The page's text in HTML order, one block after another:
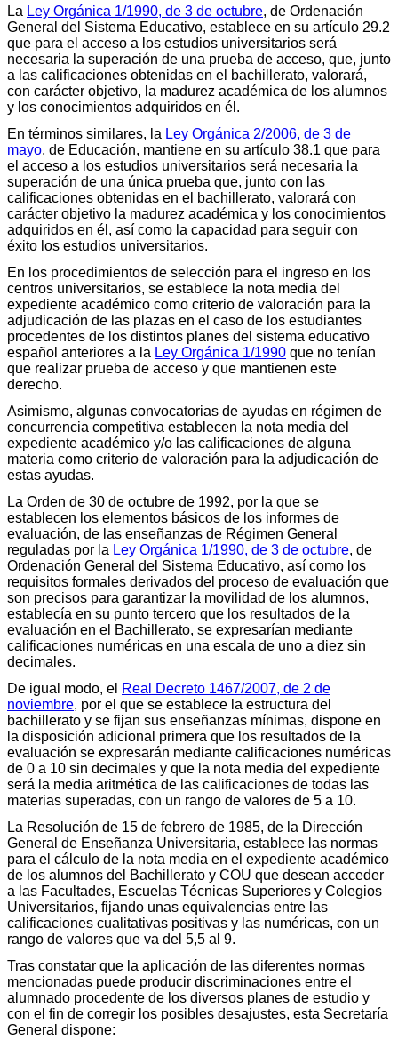
La Ley Orgánica 1/1990, de 3 de octubre, de Ordenación
General del Sistema Educativo, establece en su artículo 29.2
que para el acceso a los estudios universitarios será
necesaria la superación de una prueba de acceso, que, junto
a las calificaciones obtenidas en el bachillerato, valorará,
con carácter objetivo, la madurez académica de los alumnos
y los conocimientos adquiridos en él.
En términos similares, la Ley Orgánica 2/2006, de 3 de
mayo, de Educación, mantiene en su artículo 38.1 que para
el acceso a los estudios universitarios será necesaria la
superación de una única prueba que, junto con las
calificaciones obtenidas en el bachillerato, valorará con
carácter objetivo la madurez académica y los conocimientos
adquiridos en él, así como la capacidad para seguir con
éxito los estudios universitarios.
En los procedimientos de selección para el ingreso en los
centros universitarios, se establece la nota media del
expediente académico como criterio de valoración para la
adjudicación de las plazas en el caso de los estudiantes
procedentes de los distintos planes del sistema educativo
español anteriores a la Ley Orgánica 1/1990 que no tenían
que realizar prueba de acceso y que mantienen este
derecho.
Asimismo, algunas convocatorias de ayudas en régimen de
concurrencia competitiva establecen la nota media del
expediente académico y/o las calificaciones de alguna
materia como criterio de valoración para la adjudicación de
estas ayudas.
La Orden de 30 de octubre de 1992, por la que se
establecen los elementos básicos de los informes de
evaluación, de las enseñanzas de Régimen General
reguladas por la Ley Orgánica 1/1990, de 3 de octubre, de
Ordenación General del Sistema Educativo, así como los
requisitos formales derivados del proceso de evaluación que
son precisos para garantizar la movilidad de los alumnos,
establecía en su punto tercero que los resultados de la
evaluación en el Bachillerato, se expresarían mediante
calificaciones numéricas en una escala de uno a diez sin
decimales.
De igual modo, el Real Decreto 1467/2007, de 2 de
noviembre, por el que se establece la estructura del
bachillerato y se fijan sus enseñanzas mínimas, dispone en
la disposición adicional primera que los resultados de la
evaluación se expresarán mediante calificaciones numéricas
de 0 a 10 sin decimales y que la nota media del expediente
será la media aritmética de las calificaciones de todas las
materias superadas, con un rango de valores de 5 a 10.
La Resolución de 15 de febrero de 1985, de la Dirección
General de Enseñanza Universitaria, establece las normas
para el cálculo de la nota media en el expediente académico
de los alumnos del Bachillerato y COU que desean acceder
a las Facultades, Escuelas Técnicas Superiores y Colegios
Universitarios, fijando unas equivalencias entre las
calificaciones cualitativas positivas y las numéricas, con un
rango de valores que va del 5,5 al 9.
Tras constatar que la aplicación de las diferentes normas
mencionadas puede producir discriminaciones entre el
alumnado procedente de los diversos planes de estudio y
con el fin de corregir los posibles desajustes, esta Secretaría
General dispone: